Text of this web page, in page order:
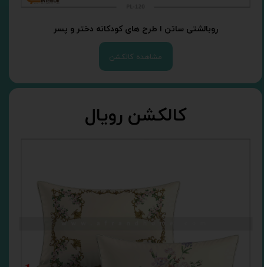
روبالشتی ساتن ا طرح های کودکانه دختر و پسر
مشاهده کالکشن
کالکشن رویال